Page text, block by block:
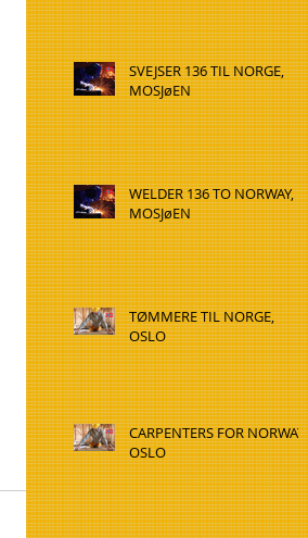
SVEJSER 136 TIL NORGE,
MOSJøEN
WELDER 136 TO NORWAY,
MOSJøEN
TØMMERE TIL NORGE,
OSLO
CARPENTERS FOR NORWAY,
OSLO